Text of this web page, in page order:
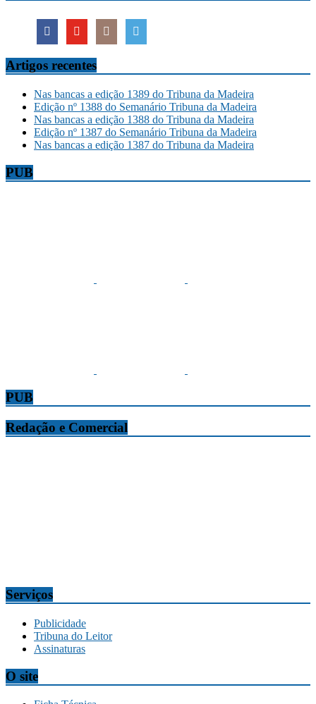
Artigos recentes
Nas bancas a edição 1389 do Tribuna da Madeira
Edição nº 1388 do Semanário Tribuna da Madeira
Nas bancas a edição 1388 do Tribuna da Madeira
Edição nº 1387 do Semanário Tribuna da Madeira
Nas bancas a edição 1387 do Tribuna da Madeira
PUB
PUB
Redação e Comercial
Serviços
Publicidade
Tribuna do Leitor
Assinaturas
O site